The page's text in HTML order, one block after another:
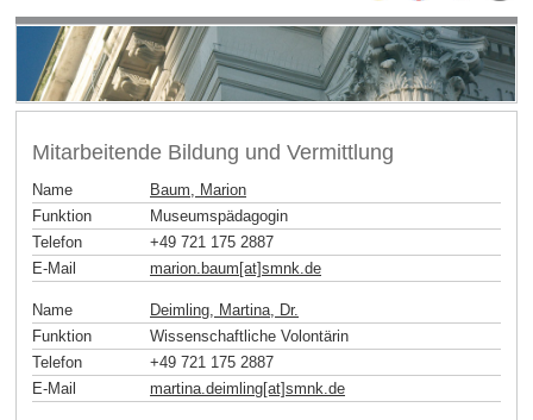
Mitarbeitende Bildung und Vermittlung
Name
Baum, Marion
Funktion
Museumspädagogin
Telefon
+49 721 175 2887
E-Mail
marion.baum[at]smnk.de
Name
Deimling, Martina, Dr.
Funktion
Wissenschaftliche Volontärin
Telefon
+49 721 175 2887
E-Mail
martina.deimling[at]smnk.de